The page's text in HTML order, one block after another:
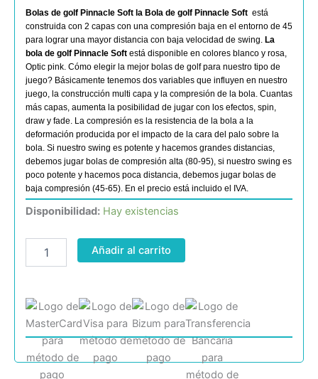
Bolas de golf Pinnacle Soft la Bola de golf Pinnacle Soft está
construida con 2 capas con una compresión baja en el entorno de 45
para lograr una mayor distancia con baja velocidad de swing. La
bola de golf Pinnacle Soft está disponible en colores blanco y rosa,
Optic pink. Cómo elegir la mejor bolas de golf para nuestro tipo de
juego? Básicamente tenemos dos variables que influyen en nuestro
juego, la construcción multi capa y la compresión de la bola. Cuantas
más capas, aumenta la posibilidad de jugar con los efectos, spin,
draw y fade. La compresión es la resistencia de la bola a la
deformación producida por el impacto de la cara del palo sobre la
bola. Si nuestro swing es potente y hacemos grandes distancias,
debemos jugar bolas de compresión alta (80-95), si nuestro swing es
poco potente y hacemos poca distancia, debemos jugar bolas de
baja compresión (45-65). En el precio está incluido el IVA.
Disponibilidad: Hay existencias
Pinnacle
cantidad
Añadir al carrito